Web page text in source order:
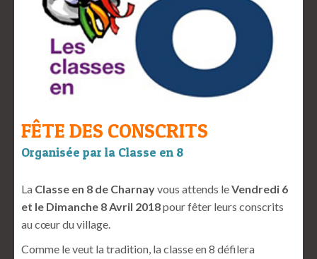
FÊTE DES CONSCRITS
Organisée par la Classe en 8
La Classe en 8 de Charnayvous attends leVendredi 6
et le Dimanche 8 Avril 2018pour fêter leurs conscrits
au cœur du village.
Comme le veut la tradition, la classe en 8 défilera